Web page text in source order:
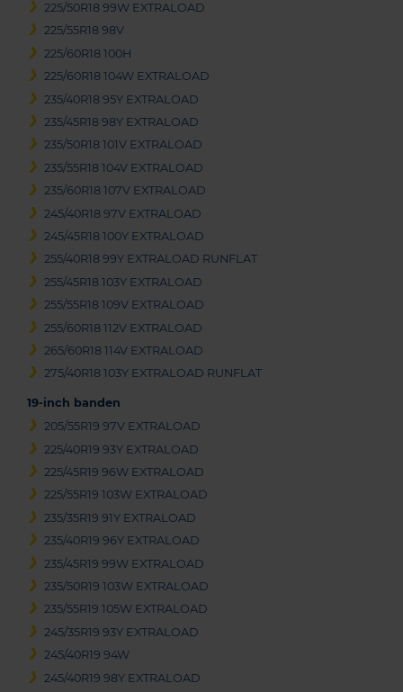
225/50R18 99W EXTRALOAD
225/55R18 98V
225/60R18 100H
225/60R18 104W EXTRALOAD
235/40R18 95Y EXTRALOAD
235/45R18 98Y EXTRALOAD
235/50R18 101V EXTRALOAD
235/55R18 104V EXTRALOAD
235/60R18 107V EXTRALOAD
245/40R18 97V EXTRALOAD
245/45R18 100Y EXTRALOAD
255/40R18 99Y EXTRALOAD RUNFLAT
255/45R18 103Y EXTRALOAD
255/55R18 109V EXTRALOAD
255/60R18 112V EXTRALOAD
265/60R18 114V EXTRALOAD
275/40R18 103Y EXTRALOAD RUNFLAT
19-inch banden
205/55R19 97V EXTRALOAD
225/40R19 93Y EXTRALOAD
225/45R19 96W EXTRALOAD
225/55R19 103W EXTRALOAD
235/35R19 91Y EXTRALOAD
235/40R19 96Y EXTRALOAD
235/45R19 99W EXTRALOAD
235/50R19 103W EXTRALOAD
235/55R19 105W EXTRALOAD
245/35R19 93Y EXTRALOAD
245/40R19 94W
245/40R19 98Y EXTRALOAD